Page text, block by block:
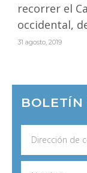
recorrer el
occidental,
31 agosto, 2019
BOLETÍN